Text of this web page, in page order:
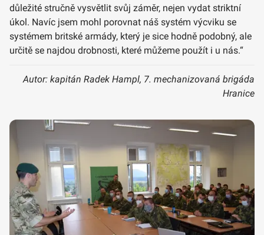
důležité stručně vysvětlit svůj záměr, nejen vydat striktní
úkol. Navíc jsem mohl porovnat náš systém výcviku se
systémem britské armády, který je sice hodně podobný, ale
určitě se najdou drobnosti, které můžeme použít i u nás.“
Autor: kapitán Radek Hampl, 7. mechanizovaná brigáda
Hranice